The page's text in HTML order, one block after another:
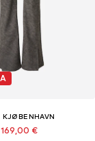
KJØBENHAVN
169,00 €